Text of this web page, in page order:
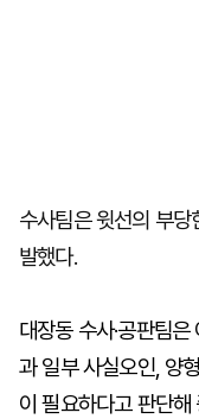
수사팀은 윗선의 부
발했다.
대장동 수사·공판팀
과 일부 사실오인, 양
이 필요하다고 판단